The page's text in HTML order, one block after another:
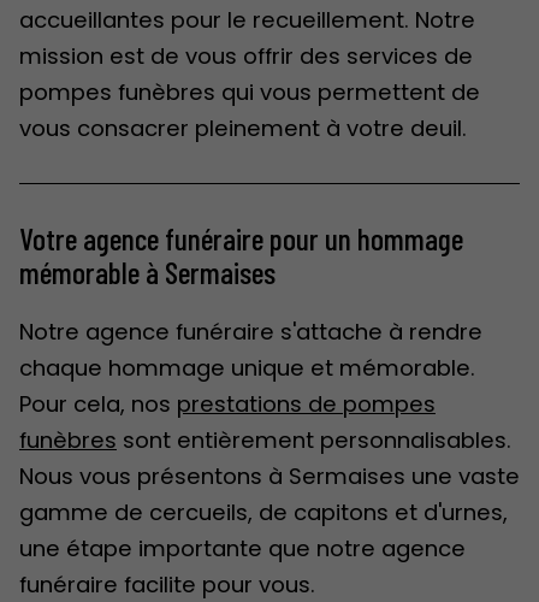
accueillantes pour le recueillement. Notre
mission est de vous offrir des services de
pompes funèbres qui vous permettent de
vous consacrer pleinement à votre deuil.
Votre agence funéraire pour un hommage
mémorable à Sermaises
Notre agence funéraire s'attache à rendre
chaque hommage unique et mémorable.
Pour cela, nos prestations de pompes
funèbres sont entièrement personnalisables.
Nous vous présentons à Sermaises une vaste
gamme de cercueils, de capitons et d'urnes,
une étape importante que notre agence
funéraire facilite pour vous.